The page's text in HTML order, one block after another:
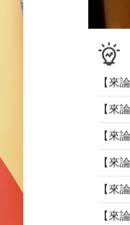
【來